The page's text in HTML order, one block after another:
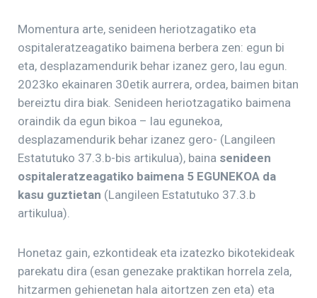
Momentura arte, senideen heriotzagatiko eta
ospitaleratzeagatiko baimena berbera zen: egun bi
eta, desplazamendurik behar izanez gero, lau egun.
2023ko ekainaren 30etik aurrera, ordea, baimen bitan
bereiztu dira biak. Senideen heriotzagatiko baimena
oraindik da egun bikoa – lau egunekoa,
desplazamendurik behar izanez gero- (Langileen
Estatutuko 37.3.b-bis artikulua), baina senideen
ospitaleratzeagatiko baimena 5 EGUNEKOA da
kasu guztietan (Langileen Estatutuko 37.3.b
artikulua).
Honetaz gain, ezkontideak eta izatezko bikotekideak
parekatu dira (esan genezake praktikan horrela zela,
hitzarmen gehienetan hala aitortzen zen eta) eta